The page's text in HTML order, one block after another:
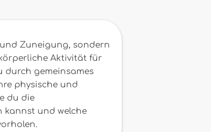
Zuneigung, sondern
Aktivität für
durch gemeinsames
physische und
du die
kannst und welche